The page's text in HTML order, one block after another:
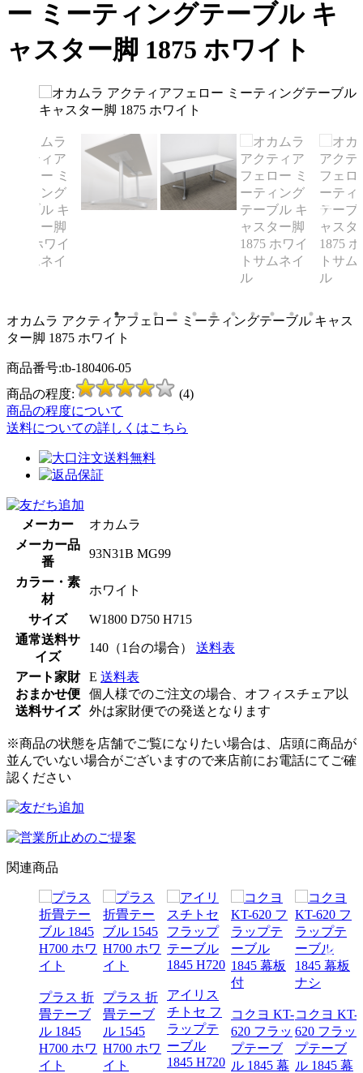
ー ミーティングテーブル キ
ャスター脚 1875 ホワイト
オカムラ アクティアフェロー ミーティングテーブル キャス
ター脚 1875 ホワイト
商品番号:tb-180406-05
商品の程度:
(4)
商品の程度について
送料についての詳しくはこちら
メーカー
オカムラ
メーカー品
番
93N31B MG99
カラー・素
材
ホワイト
サイズ
W1800 D750 H715
通常送料サ
イズ
140（1台の場合） 送料表
アート家財
おまかせ便
送料サイズ
E 送料表
個人様でのご注文の場合、オフィスチェア以
外は家財便での発送となります
※商品の状態を店舗でご覧になりたい場合は、店頭に商品が
並んでいない場合がございますので来店前にお電話にてご確
認ください
関連商品
プラス 折
畳テーブ
ル 1845
H700 ホワ
イト
プラス 折
畳テーブ
ル 1545
H700 ホワ
イト
アイリス
チトセ フ
ラップテ
ーブル
1845 H720
コクヨ KT-
620 フラッ
プテーブ
ル 1845 幕
コクヨ KT-
620 フラッ
プテーブ
ル 1845 幕